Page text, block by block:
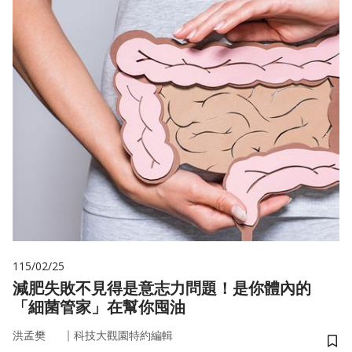
115/02/25
減肥失敗不見得是意志力問題！是你體內的
「細菌管家」在幫你囤油
洪孟樊 ｜ 科技大觀園特約編輯
儲